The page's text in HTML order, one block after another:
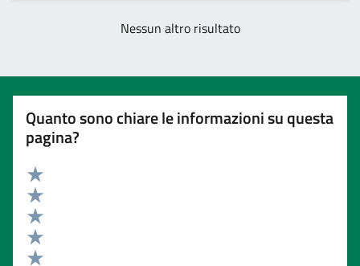
Nessun altro risultato
Quanto sono chiare le informazioni su questa
pagina?
Valuta 5 stelle su 5
Valuta 4 stelle su 5
Valuta 3 stelle su 5
Valuta 2 stelle su 5